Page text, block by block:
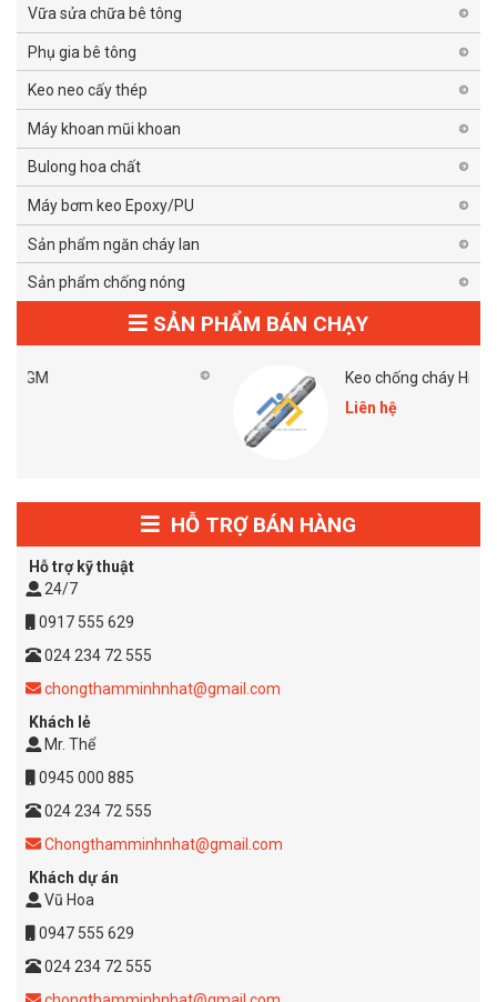
Vữa sửa chữa bê tông
Phụ gia bê tông
Keo neo cấy thép
Máy khoan mũi khoan
Bulong hoa chất
Máy bơm keo Epoxy/PU
Sản phẩm ngăn cháy lan
Sản phẩm chống nóng
SẢN PHẨM BÁN CHẠY
Keo chống cháy Hilti Cp 606 Grey
Liên hệ
HỖ TRỢ BÁN HÀNG
Hỗ trợ kỹ thuật
24/7
0917 555 629
024 234 72 555
chongthamminhnhat@gmail.com
Khách lẻ
Mr. Thể
0945 000 885
024 234 72 555
Chongthamminhnhat@gmail.com
Khách dự án
Vũ Hoa
0947 555 629
024 234 72 555